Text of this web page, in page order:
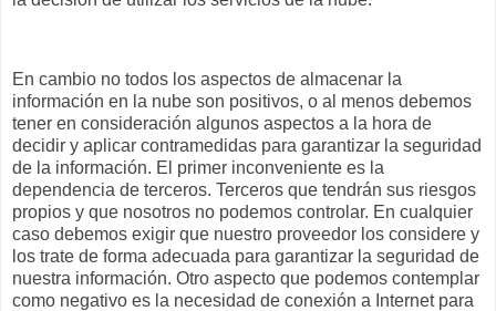
En cambio no todos los aspectos de almacenar la
información en la nube son positivos, o al menos debemos
tener en consideración algunos aspectos a la hora de
decidir y aplicar contramedidas para garantizar la seguridad
de la información. El primer inconveniente es la
dependencia de terceros. Terceros que tendrán sus riesgos
propios y que nosotros no podemos controlar. En cualquier
caso debemos exigir que nuestro proveedor los considere y
los trate de forma adecuada para garantizar la seguridad de
nuestra información. Otro aspecto que podemos contemplar
como negativo es la necesidad de conexión a Internet para